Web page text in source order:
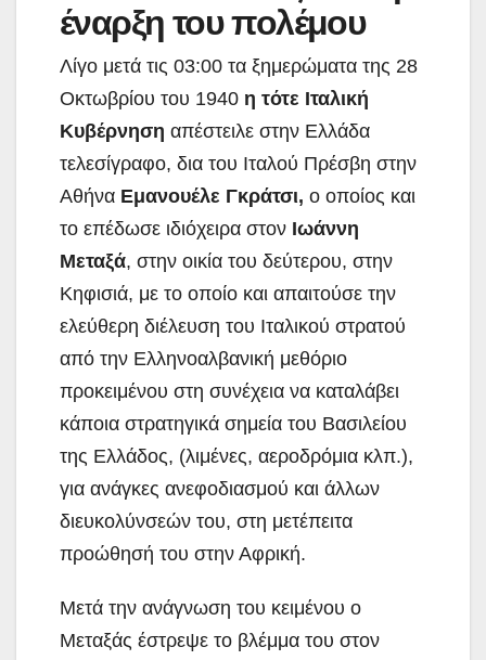
έναρξη του πολέμου
Λίγο μετά τις 03:00 τα ξημερώματα της 28
Οκτωβρίου του 1940 η τότε Ιταλική
Κυβέρνηση απέστειλε στην Ελλάδα
τελεσίγραφο, δια του Ιταλού Πρέσβη στην
Αθήνα Εμανουέλε Γκράτσι, ο οποίος και
το επέδωσε ιδιόχειρα στον Ιωάννη
Μεταξά, στην οικία του δεύτερου, στην
Κηφισιά, με το οποίο και απαιτούσε την
ελεύθερη διέλευση του Ιταλικού στρατού
από την Ελληνοαλβανική μεθόριο
προκειμένου στη συνέχεια να καταλάβει
κάποια στρατηγικά σημεία του Βασιλείου
της Ελλάδος, (λιμένες, αεροδρόμια κλπ.),
για ανάγκες ανεφοδιασμού και άλλων
διευκολύνσεών του, στη μετέπειτα
προώθησή του στην Αφρική.
Μετά την ανάγνωση του κειμένου ο
Μεταξάς έστρεψε το βλέμμα του στον